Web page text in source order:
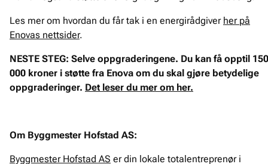
Les mer om hvordan du får tak i en energirådgiver her på
Enovas nettsider.
NESTE STEG: Selve oppgraderingene. Du kan få opptil 150
000 kroner i støtte fra Enova om du skal gjøre betydelige
oppgraderinger. Det leser du mer om her.
Om Byggmester Hofstad AS:
Byggmester Hofstad AS er din lokale totalentreprenør i